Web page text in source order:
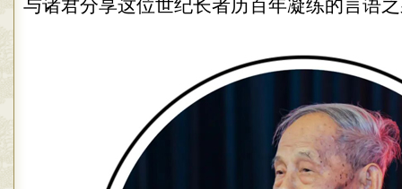
与诸君分享这位世纪长者历百年凝练的言语